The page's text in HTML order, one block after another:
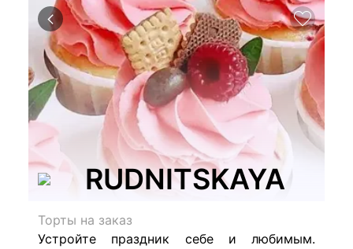
RUDNITSKAYA
Торты на заказ
Устройте праздник себе и любимым.